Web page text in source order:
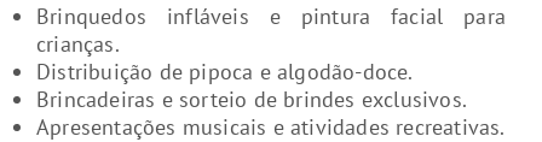
Brinquedos infláveis e pintura facial para
crianças.
Distribuição de pipoca e algodão-doce.
Brincadeiras e sorteio de brindes exclusivos.
Apresentações musicais e atividades recreativas.